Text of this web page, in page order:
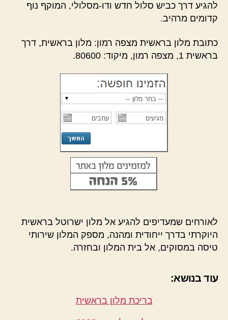
להגיע דרך כביש סלול חדש ודו-מסלולי, המוקף נוף
קדומים מרהיב.
כתובת מלון בראשית מצפה רמון: מלון בראשית, דרך
בראשית 1, מצפה רמון, מיקוד: 80600.
לאורחים שמעדיפים להגיע אל מלון ישרוטל בראשית
היוקרתי בדרך ייחודית ומהנה, מספק המלון שירותי
טיסה במסוקים, אל בית המלון ובחזרה.
עוד בנושא:
בריכת מלון בראשית